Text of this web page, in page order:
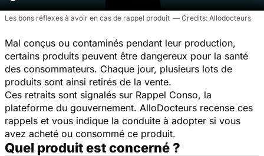
Les bons réflexes à avoir en cas de rappel produit Allodocteurs
Mal conçus ou contaminés pendant leur production,
certains produits peuvent être dangereux pour la santé
des consommateurs. Chaque jour, plusieurs lots de
produits sont ainsi retirés de la vente.
Ces retraits sont signalés sur Rappel Conso, la
plateforme du gouvernement. AlloDocteurs recense ces
rappels et vous indique la conduite à adopter si vous
avez acheté ou consommé ce produit.
Quel produit est concerné ?